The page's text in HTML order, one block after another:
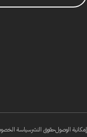
إمكانية الوصولحقوق النشرسياسة